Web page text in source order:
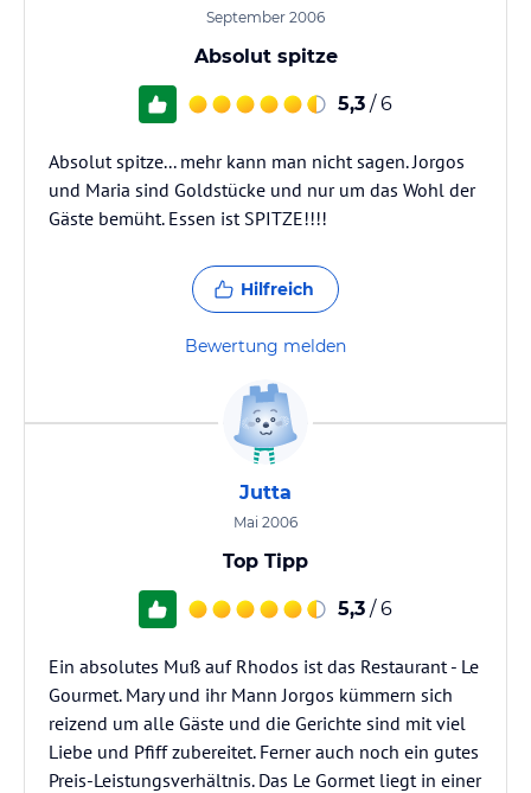
September 2006
Absolut spitze
5,3 / 6
Absolut spitze... mehr kann man nicht sagen. Jorgos
und Maria sind Goldstücke und nur um das Wohl der
Gäste bemüht. Essen ist SPITZE!!!!
Hilfreich
Bewertung melden
Jutta
Mai 2006
Top Tipp
5,3 / 6
Ein absolutes Muß auf Rhodos ist das Restaurant - Le
Gourmet. Mary und ihr Mann Jorgos kümmern sich
reizend um alle Gäste und die Gerichte sind mit viel
Liebe und Pfiff zubereitet. Ferner auch noch ein gutes
Preis-Leistungsverhältnis. Das Le Gormet liegt in einer